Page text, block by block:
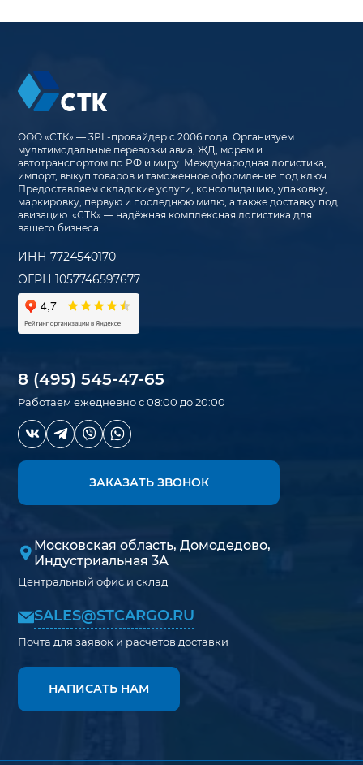
ООО «СТК» — 3PL-провайдер с 2006 года. Организуем
мультимодальные перевозки авиа, ЖД, морем и
автотранспортом по РФ и миру. Международная логистика,
импорт, выкуп товаров и таможенное оформление под ключ.
Предоставляем складские услуги, консолидацию, упаковку,
маркировку, первую и последнюю милю, а также доставку под
авизацию. «СТК» — надёжная комплексная логистика для
вашего бизнеса.
ИНН 7724540170
ОГРН 1057746597677
8 (495) 545-47-65
Работаем ежедневно с 08:00 до 20:00
ЗАКАЗАТЬ ЗВОНОК
Московская область, Домодедово,
Индустриальная 3А
Центральный офис и склад
SALES@STCARGO.RU
Почта для заявок и расчетов доставки
НАПИСАТЬ НАМ